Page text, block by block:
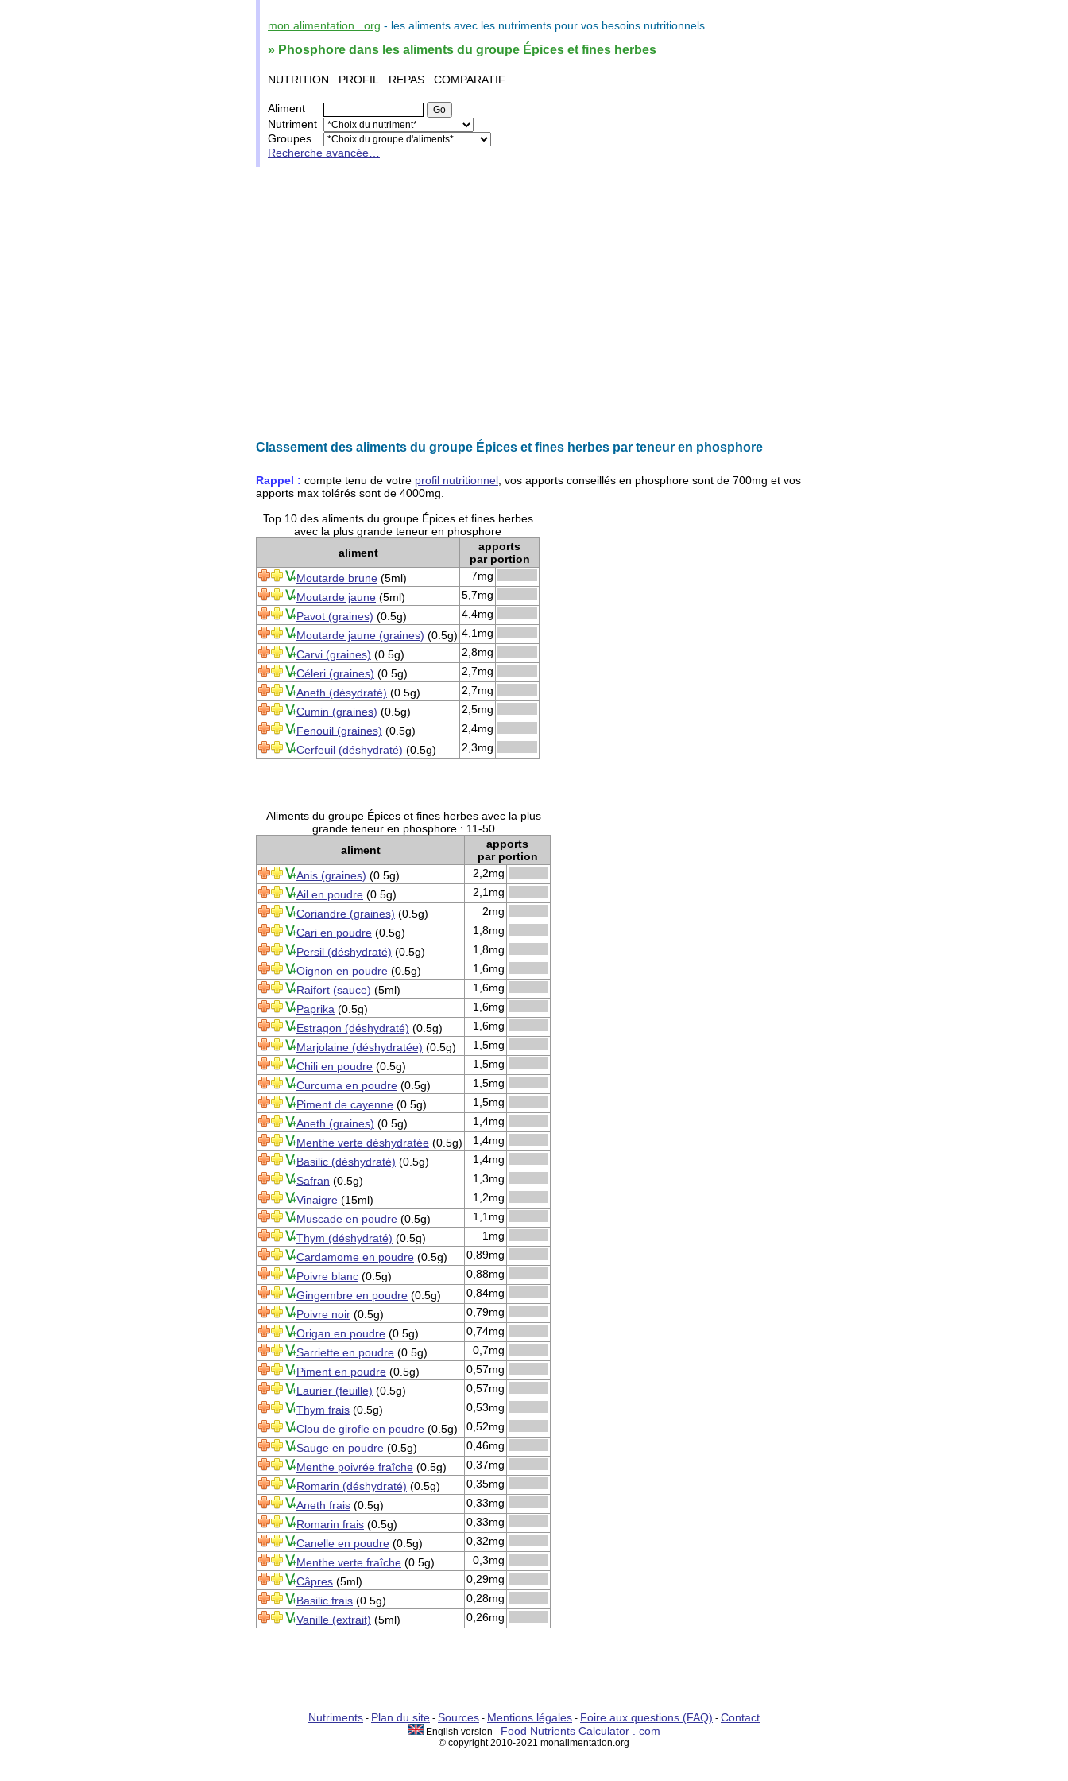
mon alimentation . org - les aliments avec les nutriments pour vos besoins nutritionnels
» Phosphore dans les aliments du groupe Épices et fines herbes
NUTRITION PROFIL REPAS COMPARATIF
Aliment
Nutriment
Groupes
Recherche avancée…
Classement des aliments du groupe Épices et fines herbes par teneur en phosphore
Rappel : compte tenu de votre profil nutritionnel , vos apports conseillés en phosphore sont de 700mg et vos
apports max tolérés sont de 4000mg
Top 10 des aliments du groupe Épices et fines herbes
avec la plus grande teneur en phosphore
aliment
apports
par portion
Moutarde brune (5ml)
7mg
Moutarde jaune (5ml)
5,7mg
Pavot (graines) (0.5g)
4,4mg
Moutarde jaune (graines) (0.5g) 4,1mg
Carvi (graines) (0.5g)
2,8mg
Céleri (graines) (0.5g)
2,7mg
Aneth (désydraté) (0.5g)
2,7mg
Cumin (graines) (0.5g)
2,5mg
Fenouil (graines) (0.5g)
2,4mg
Cerfeuil (déshydraté) (0.5g) 2,3mg
Aliments du groupe Épices et fines herbes avec la plus
grande teneur en phosphore : 11-50
aliment
apports
par portion
Anis (graines) (0.5g)
2,2mg
Ail en poudre (0.5g)
2,1mg
Coriandre (graines) (0.5g)
2mg
Cari en poudre (0.5g)
1,8mg
Persil (déshydraté) (0.5g)
1,8mg
Oignon en poudre (0.5g)
1,6mg
Raifort (sauce) (5ml)
1,6mg
Paprika (0.5g)
1,6mg
Estragon (déshydraté) (0.5g)
1,6mg
Marjolaine (déshydratée) (0.5g)
1,5mg
Chili en poudre (0.5g)
1,5mg
Curcuma en poudre (0.5g)
1,5mg
Piment de cayenne (0.5g)
1,5mg
Aneth (graines) (0.5g)
1,4mg
Menthe verte déshydratée (0.5g)
1,4mg
Basilic (déshydraté) (0.5g)
1,4mg
Safran (0.5g)
1,3mg
Vinaigre (15ml)
1,2mg
Muscade en poudre (0.5g)
1,1mg
Thym (déshydraté) (0.5g)
1mg
Cardamome en poudre (0.5g)
0,89mg
Poivre blanc (0.5g)
0,88mg
Gingembre en poudre (0.5g)
0,84mg
Poivre noir (0.5g)
0,79mg
Origan en poudre (0.5g)
0,74mg
Sarriette en poudre (0.5g)
0,7mg
Piment en poudre (0.5g)
0,57mg
Laurier (feuille) (0.5g)
0,57mg
Thym frais (0.5g)
0,53mg
Clou de girofle en poudre (0.5g)
0,52mg
Sauge en poudre (0.5g)
0,46mg
Menthe poivrée fraîche (0.5g)
0,37mg
Romarin (déshydraté) (0.5g)
0,35mg
Aneth frais (0.5g)
0,33mg
Romarin frais (0.5g)
0,33mg
Canelle en poudre (0.5g)
0,32mg
Menthe verte fraîche (0.5g)
0,3mg
Câpres (5ml)
0,29mg
Basilic frais (0.5g)
0,28mg
Vanille (extrait) (5ml) 0,26mg
Nutriments - Plan du site - Sources - Mentions légales - Foire aux questions (FAQ) - Contact
English version - Food Nutrients Calculator . com
© copyright 2010-2021 monalimentation.org